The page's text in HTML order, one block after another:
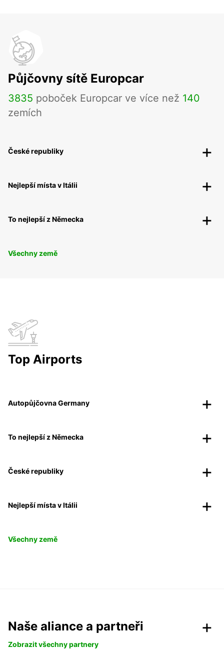
Půjčovny sítě Europcar
3835 poboček Europcar ve více než 140
zemích
České republiky
Nejlepší místa v Itálii
To nejlepší z Německa
Všechny země
Top Airports
Autopůjčovna Germany
To nejlepší z Německa
České republiky
Nejlepší místa v Itálii
Všechny země
Naše aliance a partneři
Zobrazit všechny partnery